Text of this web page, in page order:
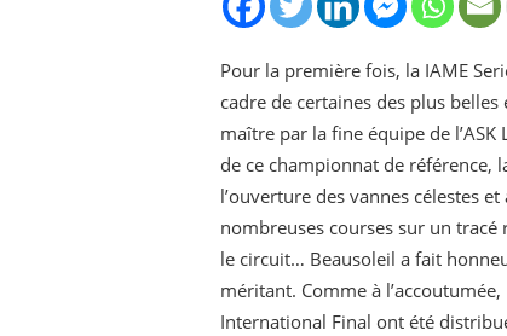
Pour la première fois, la IAME
cadre de certaines des plus
maître par la fine équipe de
de ce championnat de référence,
l’ouverture des vannes célestes
nombreuses courses sur un tracé
le circuit… Beausoleil a fait
méritant. Comme à
International Final ont été